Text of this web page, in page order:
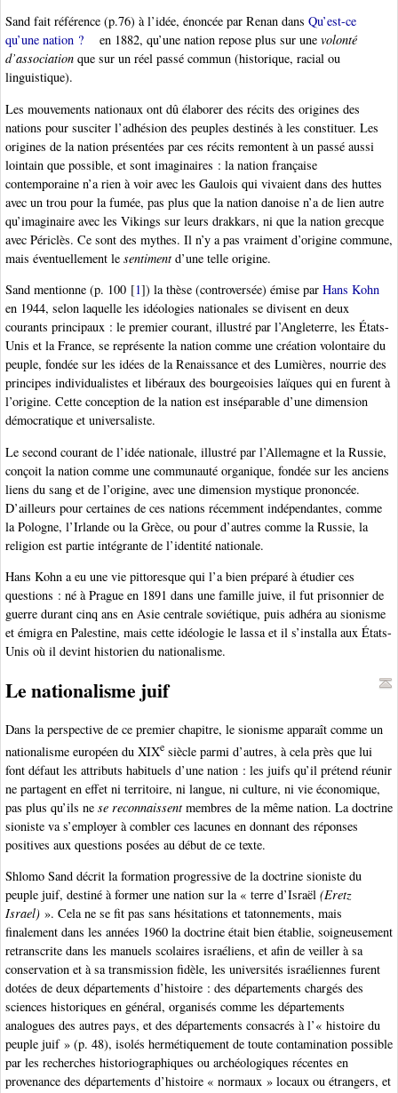
Sand fait référence (p.76) à l’idée, énoncée par Renan dans Qu’est-ce
qu’une nation ?
en 1882, qu’une nation repose plus sur une volonté
d’association que sur un réel passé commun (historique, racial ou
linguistique).
Les mouvements nationaux ont dû élaborer des récits des origines des
nations pour susciter l’adhésion des peuples destinés à les constituer. Les
origines de la nation présentées par ces récits remontent à un passé aussi
lointain que possible, et sont imaginaires : la nation française
contemporaine n’a rien à voir avec les Gaulois qui vivaient dans des huttes
avec un trou pour la fumée, pas plus que la nation danoise n’a de lien autre
qu’imaginaire avec les Vikings sur leurs drakkars, ni que la nation grecque
avec Périclès. Ce sont des mythes. Il n’y a pas vraiment d’origine commune,
mais éventuellement le sentimentd’une telle origine.
Sand mentionne (p. 100 [1]) la thèse (controversée) émise par Hans Kohn
en 1944, selon laquelle les idéologies nationales se divisent en deux
courants principaux : le premier courant, illustré par l’Angleterre, les États-
Unis et la France, se représente la nation comme une création volontaire du
peuple, fondée sur les idées de la Renaissance et des Lumières, nourrie des
principes individualistes et libéraux des bourgeoisies laïques qui en furent à
l’origine. Cette conception de la nation est inséparable d’une dimension
démocratique et universaliste.
Le second courant de l’idée nationale, illustré par l’Allemagne et la Russie,
conçoit la nation comme une communauté organique, fondée sur les anciens
liens du sang et de l’origine, avec une dimension mystique prononcée.
D’ailleurs pour certaines de ces nations récemment indépendantes, comme
la Pologne, l’Irlande ou la Grèce, ou pour d’autres comme la Russie, la
religion est partie intégrante de l’identité nationale.
Hans Kohn a eu une vie pittoresque qui l’a bien préparé à étudier ces
questions : né à Prague en 1891 dans une famille juive, il fut prisonnier de
guerre durant cinq ans en Asie centrale soviétique, puis adhéra au sionisme
et émigra en Palestine, mais cette idéologie le lassa et il s’installa aux États-
Unis où il devint historien du nationalisme.
Le nationalisme juif
Dans la perspective de ce premier chapitre, le sionisme apparaît comme un
nationalisme européen du XIXe siècle parmi d’autres, à cela près que lui
font défaut les attributs habituels d’une nation : les juifs qu’il prétend réunir
ne partagent en effet ni territoire, ni langue, ni culture, ni vie économique,
pas plus qu’ils ne se reconnaissentmembres de la même nation. La doctrine
sioniste va s’employer à combler ces lacunes en donnant des réponses
positives aux questions posées au début de ce texte.
Shlomo Sand décrit la formation progressive de la doctrine sioniste du
peuple juif, destiné à former une nation sur la « terre d’Israël (Eretz
Israel) ». Cela ne se fit pas sans hésitations et tatonnements, mais
finalement dans les années 1960 la doctrine était bien établie, soigneusement
retranscrite dans les manuels scolaires israéliens, et afin de veiller à sa
conservation et à sa transmission fidèle, les universités israéliennes furent
dotées de deux départements d’histoire : des départements chargés des
sciences historiques en général, organisés comme les départements
analogues des autres pays, et des départements consacrés à l’« histoire du
peuple juif » (p. 48), isolés hermétiquement de toute contamination possible
par les recherches historiographiques ou archéologiques récentes en
provenance des départements d’histoire « normaux » locaux ou étrangers, et